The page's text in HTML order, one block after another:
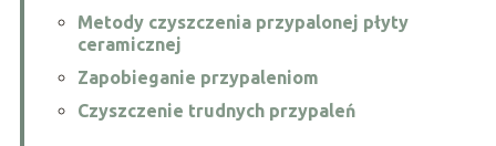
Metody czyszczenia przypalonej płyty
ceramicznej
Zapobieganie przypaleniom
Czyszczenie trudnych przypaleń